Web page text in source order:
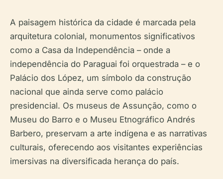
A paisagem histórica da cidade é marcada pela
arquitetura colonial, monumentos significativos
como a Casa da Independência – onde a
independência do Paraguai foi orquestrada – e o
Palácio dos López, um símbolo da construção
nacional que ainda serve como palácio
presidencial. Os museus de Assunção, como o
Museu do Barro e o Museu Etnográfico Andrés
Barbero, preservam a arte indígena e as narrativas
culturais, oferecendo aos visitantes experiências
imersivas na diversificada herança do país.